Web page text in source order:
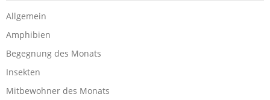
Allgemein
Amphibien
Begegnung des Monats
Insekten
Mitbewohner des Monats